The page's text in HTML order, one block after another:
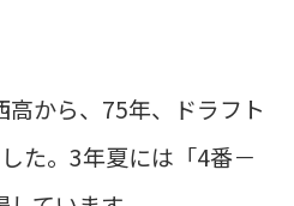
から、75年、ドラフト
た。3年夏には「4番－